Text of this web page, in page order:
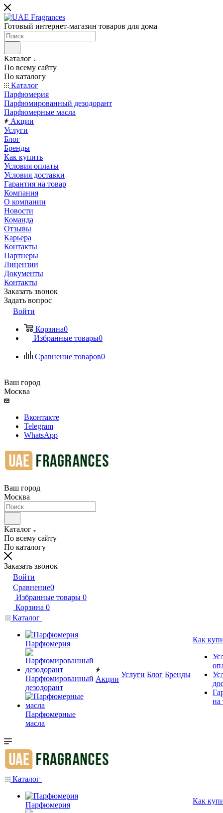
Готовый интернет-магазин товаров для дома
Каталог
По всему сайту
По каталогу
Каталог
Парфюмерия
Парфюмированный дезодорант
Парфюмерные масла
Акции
Услуги
Блог
Бренды
Как купить
Условия оплаты
Условия доставки
Гарантия на товар
Компания
О компании
Новости
Команда
Отзывы
Карьера
Контакты
Партнеры
Лицензии
Документы
Контакты
Заказать звонок
Задать вопрос
Войти
Корзина0
Избранные товары0
Сравнение товаров0
Ваш город
Москва
Вконтакте
Telegram
WhatsApp
Ваш город
Москва
Каталог
По всему сайту
По каталогу
Заказать звонок
Войти
Сравнение0
Избранные товары 0
Корзина 0
Каталог
Парфюмерия
Парфюмированный
дезодорант
Парфюмерные
масла
Акции
Услуги Блог Бренды
Как
на
Каталог
Парфюмерия
Как